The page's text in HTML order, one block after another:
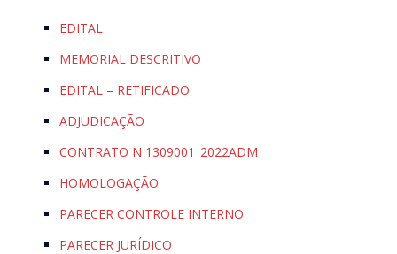
EDITAL
MEMORIAL DESCRITIVO
EDITAL – RETIFICADO
ADJUDICAÇÃO
CONTRATO N 1309001_2022ADM
HOMOLOGAÇÃO
PARECER CONTROLE INTERNO
PARECER JURÍDICO